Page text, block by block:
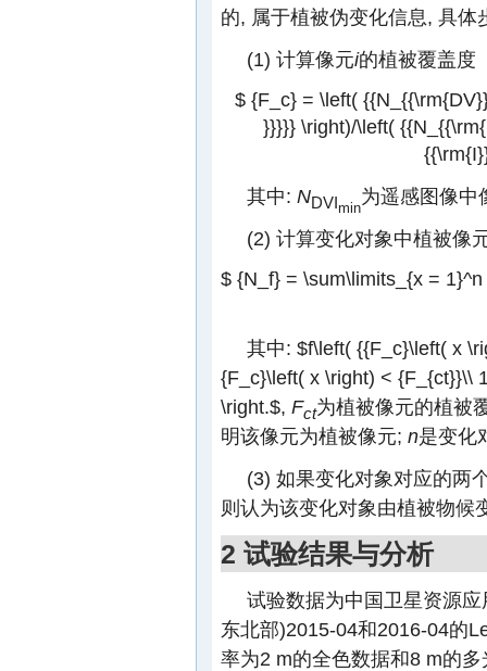
的, 属于植被伪变化信息, 具体
(1) 计算像元i的植被覆盖度
$ {F_c} = \left(
}}}}} \right)/\left(
其中: NDVImin
为遥感图像
(2) 计算变化对象中植被像
$ {N_f} = \sum\limits_{x =
其中: $f\left( {{F_c}\left( x
{F_c}\left( x \right) < {F_{ct}}\\
\right.$, Fct为植被像元的植被
明该像元为植被像元; n是变化
(3) 如果变化对象对应的两
则认为该变化对象由植被物候
2 试验结果与分析
试验数据为中国卫星资源
东北部)2015-04和2016-04的
率为2 m的全色数据和8 m的